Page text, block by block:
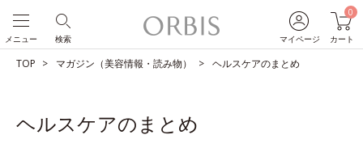
マイページ
0
カート
検索
メニュー
TOP マガジン（美容情報・読み物） ヘルスケアのまとめ
ヘルスケアのまとめ